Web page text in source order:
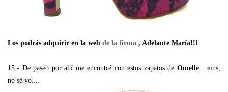
Los podrás adquirir en la web de la firma , Adelante María!!!
15.- De paseo por ahí me encontré con estos zapatos de Omelle ....eins,
no sé yo....